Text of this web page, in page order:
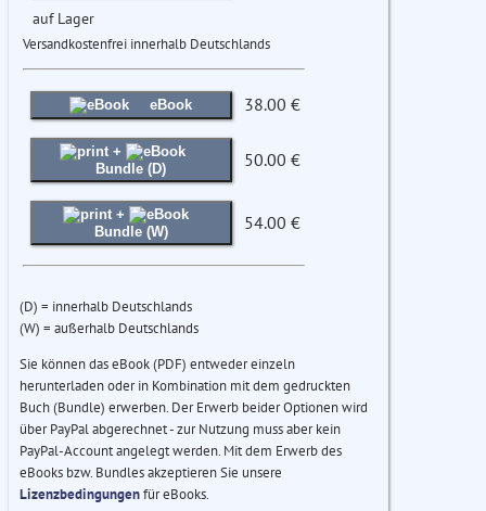
auf Lager
Versandkostenfrei innerhalb Deutschlands
eBook 38.00 €
+
Bundle (D)
50.00 €
+
Bundle (W)
54.00 €
(D) = innerhalb Deutschlands
(W) = außerhalb Deutschlands
Sie können das eBook (PDF) entweder einzeln
herunterladen oder in Kombination mit dem gedruckten
Buch (Bundle) erwerben. Der Erwerb beider Optionen wird
über PayPal abgerechnet - zur Nutzung muss aber kein
PayPal-Account angelegt werden. Mit dem Erwerb des
eBooks bzw. Bundles akzeptieren Sie unsere
Lizenzbedingungenfür eBooks.